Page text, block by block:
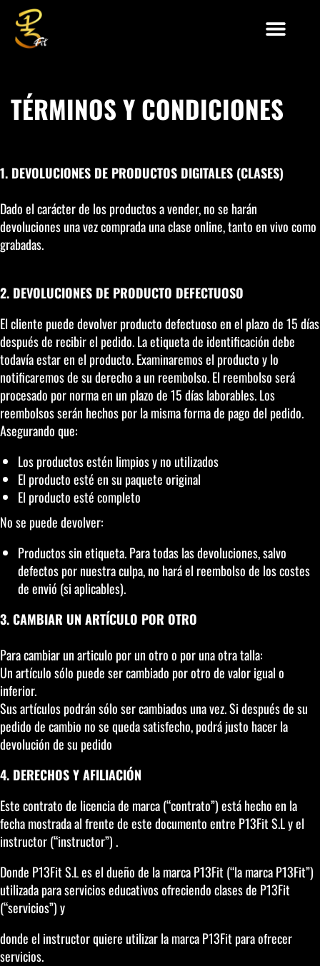
TÉRMINOS Y CONDICIONES
1. DEVOLUCIONES DE PRODUCTOS DIGITALES (CLASES)
Dado el carácter de los productos a vender, no se harán
devoluciones una vez comprada una clase online, tanto en vivo como
grabadas.
2. DEVOLUCIONES DE PRODUCTO DEFECTUOSO
El cliente puede devolver producto defectuoso en el plazo de 15 días
después de recibir el pedido. La etiqueta de identificación debe
todavía estar en el producto. Examinaremos el producto y lo
notificaremos de su derecho a un reembolso. El reembolso será
procesado por norma en un plazo de 15 días laborables. Los
reembolsos serán hechos por la misma forma de pago del pedido.
Asegurando que:
Los productos estén limpios y no utilizados
El producto esté en su paquete original
El producto esté completo
No se puede devolver:
Productos sin etiqueta. Para todas las devoluciones, salvo
defectos por nuestra culpa, no hará el reembolso de los costes
de envió (si aplicables).
3. CAMBIAR UN ARTÍCULO POR OTRO
Para cambiar un articulo por un otro o por una otra talla:
Un artículo sólo puede ser cambiado por otro de valor igual o
inferior.
Sus artículos podrán sólo ser cambiados una vez. Si después de su
pedido de cambio no se queda satisfecho, podrá justo hacer la
devolución de su pedido
4. DERECHOS Y AFILIACIÓN
Este contrato de licencia de marca (“contrato”) está hecho en la
fecha mostrada al frente de este documento entre P13Fit S.L y el
instructor (“instructor”) .
Donde P13Fit S.L es el dueño de la marca P13Fit (“la marca P13Fit”)
utilizada para servicios educativos ofreciendo clases de P13Fit
(“servicios”) y
donde el instructor quiere utilizar la marca P13Fit para ofrecer
servicios.